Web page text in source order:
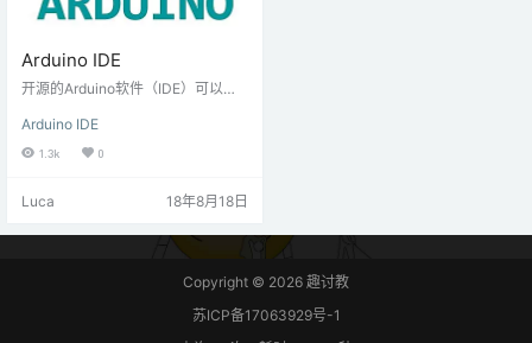
Arduino IDE
开源的Arduino软件（IDE）可以轻
它可以在Windows，Mac OS X和Li
nux上运行。环境是用Java编写
使用。趣讨教下载链接（国内网盘
网下载地址）：Windows Installe
r，适用于Windows XP和 …
Arduino IDE
1.3k 0
Luca 18年8月18日
Copyright © 2026 趣讨教
苏ICP备17063929号-1